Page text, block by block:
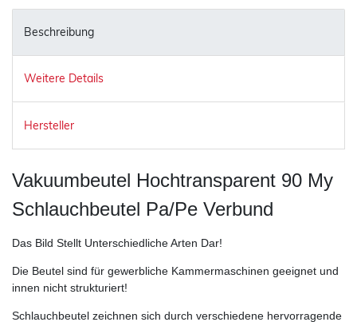
Beschreibung
Weitere Details
Hersteller
Vakuumbeutel Hochtransparent 90 My
Schlauchbeutel Pa/Pe Verbund
Das Bild Stellt Unterschiedliche Arten Dar!
Die Beutel sind für gewerbliche Kammermaschinen geeignet und
innen nicht strukturiert!
Schlauchbeutel zeichnen sich durch verschiedene hervorragende